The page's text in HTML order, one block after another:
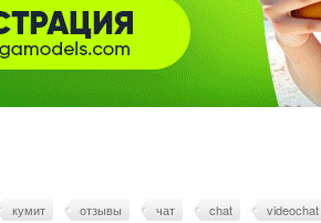
кумит отзывы чат chat videochat